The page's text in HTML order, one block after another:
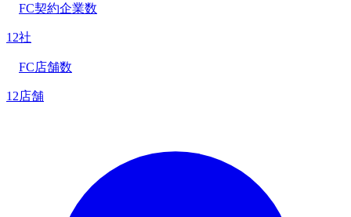
FC契約企業数
12社
FC店舗数
12店舗